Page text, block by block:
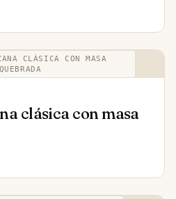
CLÁSICA CON MASA
QUEBRADA
clásica con masa